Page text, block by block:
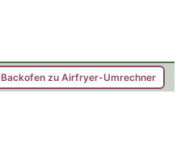
Backofen zu Airfryer-Umrechner